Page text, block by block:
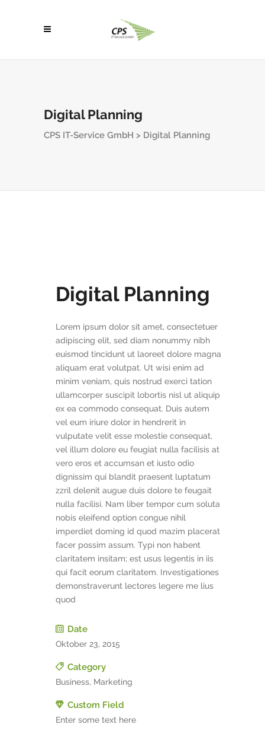
Digital Planning
CPS IT-Service GmbH > Digital Planning
Digital Planning
Lorem ipsum dolor sit amet, consectetuer
adipiscing elit, sed diam nonummy nibh
euismod tincidunt ut laoreet dolore magna
aliquam erat volutpat. Ut wisi enim ad
minim veniam, quis nostrud exerci tation
ullamcorper suscipit lobortis nisl ut aliquip
ex ea commodo consequat. Duis autem
vel eum iriure dolor in hendrerit in
vulputate velit esse molestie consequat,
vel illum dolore eu feugiat nulla facilisis at
vero eros et accumsan et iusto odio
dignissim qui blandit praesent luptatum
zzril delenit augue duis dolore te feugait
nulla facilisi. Nam liber tempor cum soluta
nobis eleifend option congue nihil
imperdiet doming id quod mazim placerat
facer possim assum. Typi non habent
claritatem insitam; est usus legentis in iis
qui facit eorum claritatem. Investigationes
demonstraverunt lectores legere me lius
quod
Date
Oktober 23, 2015
Category
Business, Marketing
Custom Field
Enter some text here